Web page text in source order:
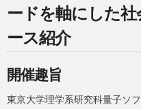
ードを軸にした
ース紹介
開催趣旨
東京大学理学系研究科量子ソ